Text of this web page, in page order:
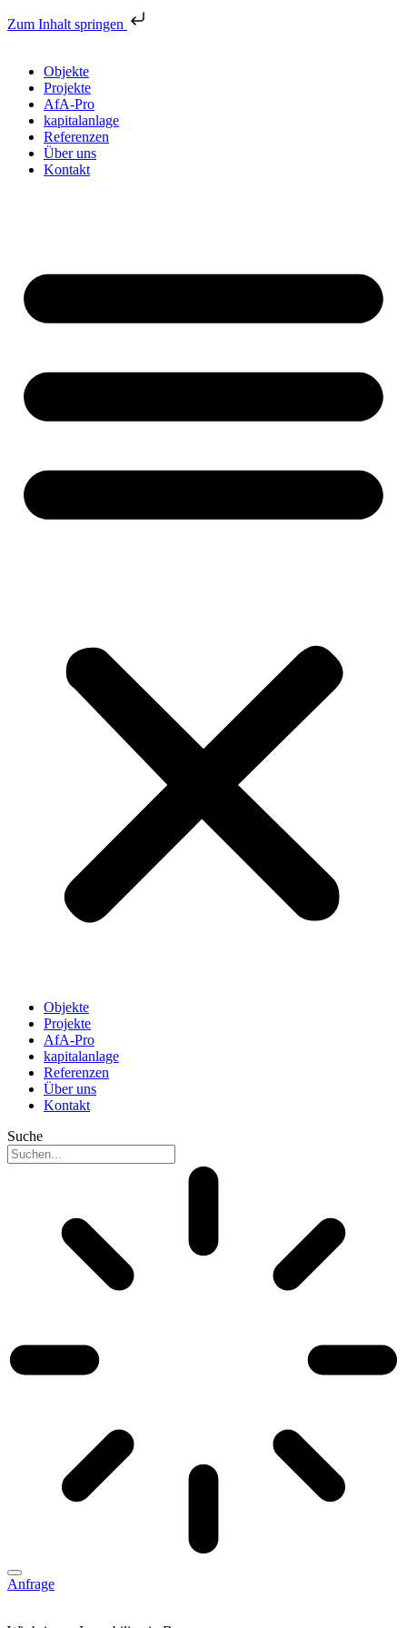
Zum Inhalt springen
Objekte
Projekte
AfA-Pro
kapitalanlage
Referenzen
Über uns
Kontakt
Objekte
Projekte
AfA-Pro
kapitalanlage
Referenzen
Über uns
Kontakt
Suche
Anfrage